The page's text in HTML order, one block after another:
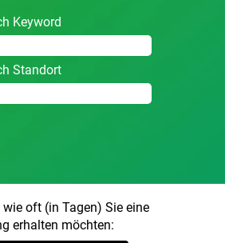
Keyword
Standort
wie oft (in Tagen) Sie eine
erhalten möchten: